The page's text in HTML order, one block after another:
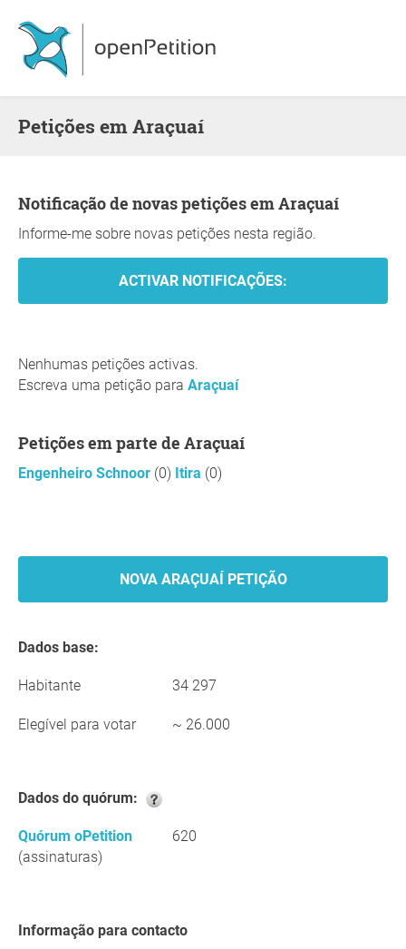
Petições em Araçuaí
Notificação de novas petições em Araçuaí
Informe-me sobre novas petições nesta região.
Nenhumas petições activas.
Escreva uma petição para Araçuaí
Petições em parte de Araçuaí
Engenheiro Schnoor (0) Itira (0)
NOVA ARAÇUAÍ PETIÇÃO
Dados base:
Habitante 34 297
Elegível para votar ~ 26.000
Dados do quórum:
Quórum oPetition
(assinaturas)
620
Informação para contacto